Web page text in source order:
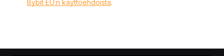
Bybit EU:n käyttöehdoista.